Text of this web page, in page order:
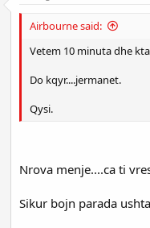
Airbourne said:
Vetem 10 minuta dhe
Do kqyr....jermanet.
Qysi.
Nrova menje....ca ti
Sikur bojn parada